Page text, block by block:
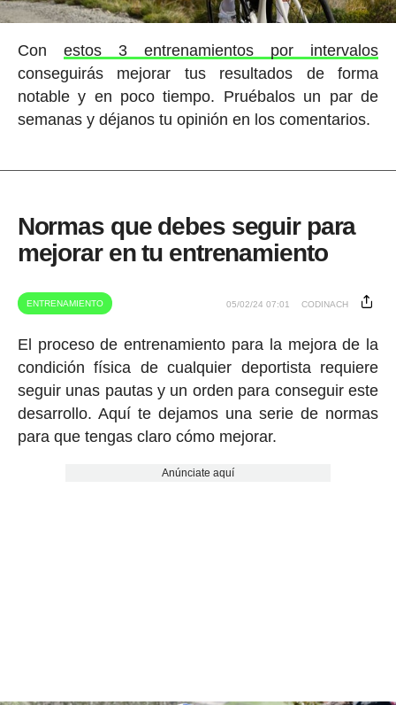
Con estos 3 entrenamientos por intervalos
conseguirás mejorar tus resultados de forma
notable y en poco tiempo. Pruébalos un par de
semanas y déjanos tu opinión en los comentarios.
Normas que debes seguir para
mejorar en tu entrenamiento
ENTRENAMIENTO 05/02/24 07:01 CODINACH
El proceso de entrenamiento para la mejora de la
condición física de cualquier deportista requiere
seguir unas pautas y un orden para conseguir este
desarrollo. Aquí te dejamos una serie de normas
para que tengas claro cómo mejorar.
Anúnciate aquí